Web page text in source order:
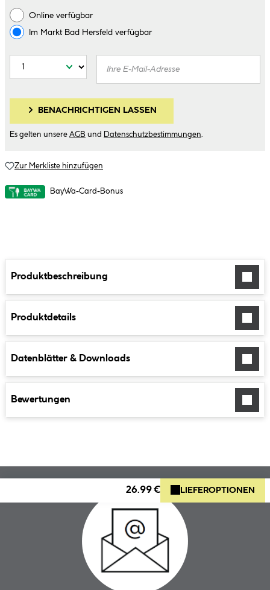
Online verfügbar
Im Markt Bad Hersfeld verfügbar
BENACHRICHTIGEN LASSEN
Es gelten unsere AGB und Datenschutzbestimmungen
Zur Merkliste hinzufügen
BayWa-Card-Bonus
Produktbeschreibung
Produktdetails
Datenblätter & Downloads
Bewertungen
26.99 € LIEFEROPTIONEN